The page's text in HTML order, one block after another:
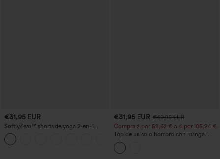
€31,95 EUR
SoftlyZero™ shorts de yoga 2-en-1
InstantCool, talle alto cruzado, ligeros y
transpirables, 3'' con bolsillos
€31,95 EUR €40,95 EUR
Compra 2 por 52,62 € o 4 por 105,24 €.
Top de un solo hombro con manga
corta, dobladillo curvo high‑low,
sujetador integrado y estampado de
lunares, estilo casual